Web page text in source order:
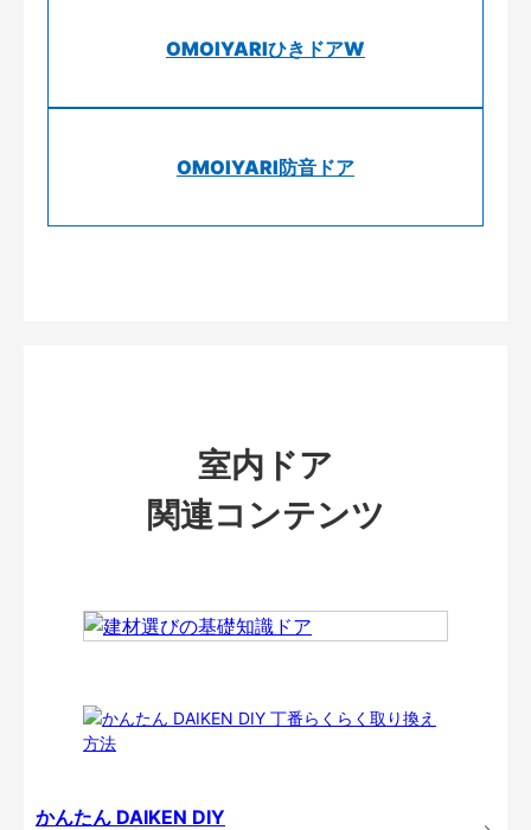
OMOIYARIひきドアW
OMOIYARI防音ドア
室内ドア
関連コンテンツ
かんたん DAIKEN DIY